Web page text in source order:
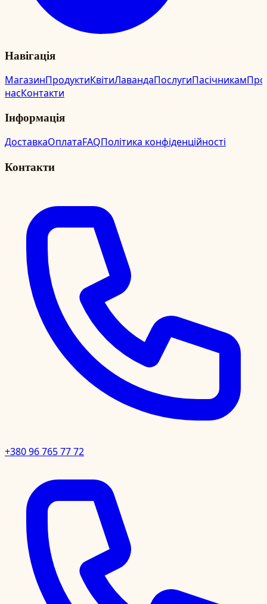
Навігація
МагазинПродуктиКвітиЛавандаПослугиПасічникамПро
насКонтакти
Інформація
ДоставкаОплатаFAQПолітика конфіденційності
Контакти
+380 96 765 77 72